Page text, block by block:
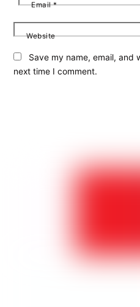
Email*
Website
Save my name, email, and
next time I comment.